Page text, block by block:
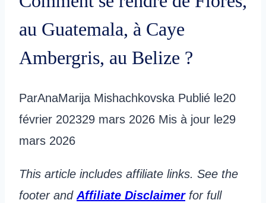
au Guatemala, à Caye
Ambergris, au Belize ?
ParAnaMarija Mishachkovska Publié le20
février 202329 mars 2026 Mis à jour le29
mars 2026
This article includes affiliate links. See the
footer and Affiliate Disclaimerfor full